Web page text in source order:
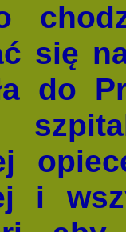
się
do
i